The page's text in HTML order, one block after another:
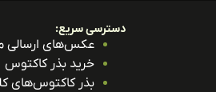
دسترسی سریع:
عکس‌های ارسالی
خرید بذر کاکتوس
بذر کاکتوس‌های